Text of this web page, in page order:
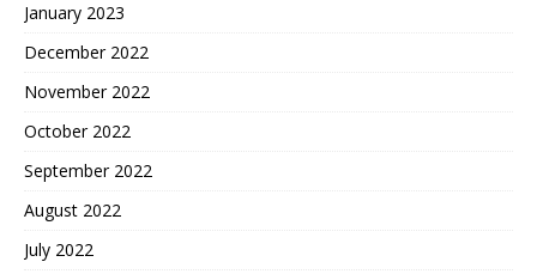
January 2023
December 2022
November 2022
October 2022
September 2022
August 2022
July 2022